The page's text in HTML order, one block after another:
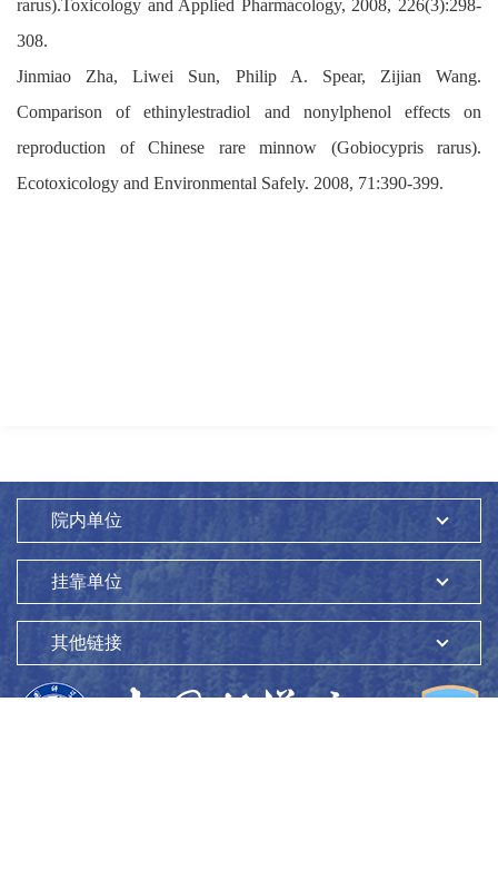
rarus).Toxicology and Applied Pharmacology, 2008, 226(3):298-
308.
Jinmiao Zha, Liwei Sun, Philip A. Spear, Zijian Wang.
Comparison of ethinylestradiol and nonylphenol effects on
reproduction of Chinese rare minnow (Gobiocypris rarus).
Ecotoxicology and Environmental Safely. 2008, 71:390-399.
院内单位
挂靠单位
其他链接